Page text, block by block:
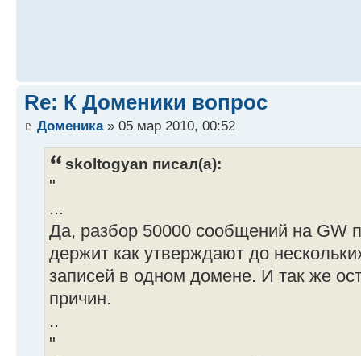
Re: К Доменики вопрос
Доменика» 05 мар 2010, 00:52
skoltogyan писал(а):
"
...
Да, разбор 50000 сообщений на GW
держит как утверждают до
записей в одном домене. И так же
причин.
..
"